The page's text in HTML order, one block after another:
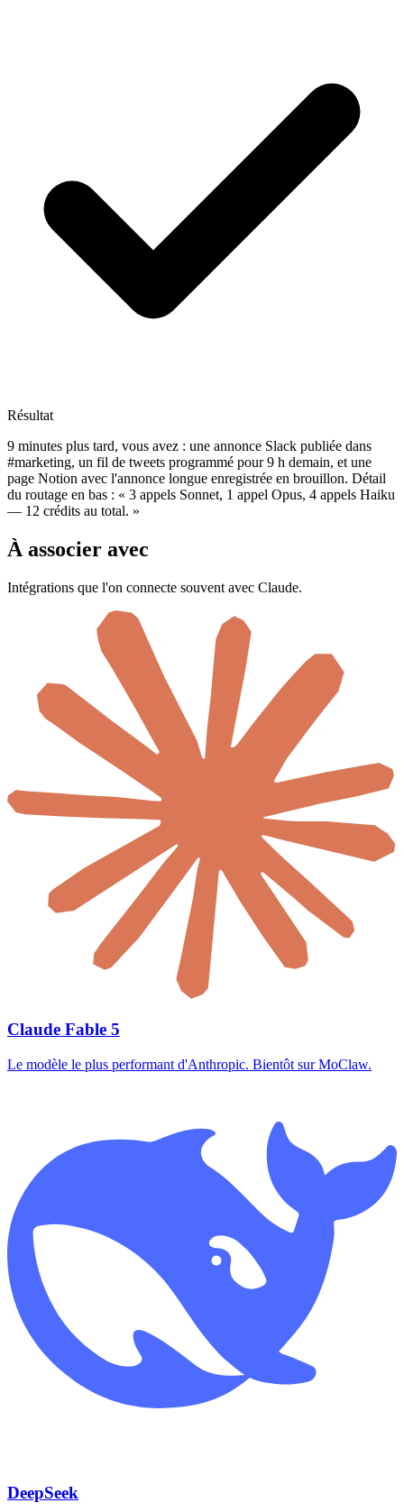
Résultat
9 minutes plus tard, vous avez : une annonce Slack publiée dans
#marketing, un fil de tweets programmé pour 9 h demain, et une
page Notion avec l'annonce longue enregistrée en brouillon. Détail
du routage en bas : « 3 appels Sonnet, 1 appel Opus, 4 appels Haiku
— 12 crédits au total. »
À associer avec
Intégrations que l'on connecte souvent avec Claude.
Claude Fable 5
Le modèle le plus performant d'Anthropic. Bientôt sur MoClaw.
DeepSeek